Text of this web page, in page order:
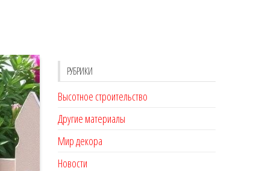
РУБРИКИ
Высотное строительство
Другие материалы
Мир декора
Новости